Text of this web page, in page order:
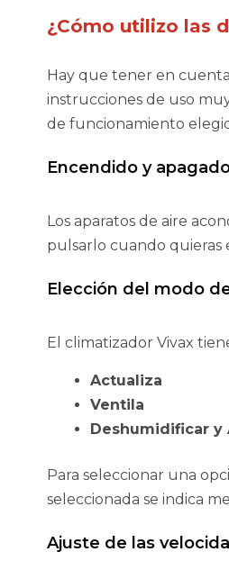
¿Cómo utilizo las
Hay que tener en
instrucciones de uso
de funcionamiento
Encendido y
Los aparatos de aire
pulsarlo cuando quieras
Elección del modo
El climatizador Vivax
Actualiza
Ventila
Deshumidificar y
Para seleccionar una
seleccionada se indica
Ajuste de las